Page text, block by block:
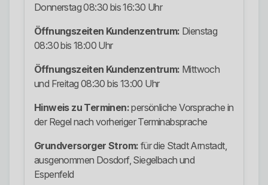
Donnerstag 08:30 bis 16:30 Uhr
Öffnungszeiten Kundenzentrum: Dienstag
08:30 bis 18:00 Uhr
Öffnungszeiten Kundenzentrum: Mittwoch
und Freitag 08:30 bis 13:00 Uhr
Hinweis zu Terminen:persönliche Vorsprache in
der Regel nach vorheriger Terminabsprache
Grundversorger Strom: für die Stadt Arnstadt,
ausgenommen Dosdorf, Siegelbach und
Espenfeld